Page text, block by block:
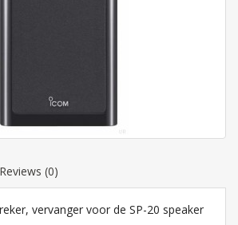
Reviews (0)
vervanger voor de SP-20 speaker